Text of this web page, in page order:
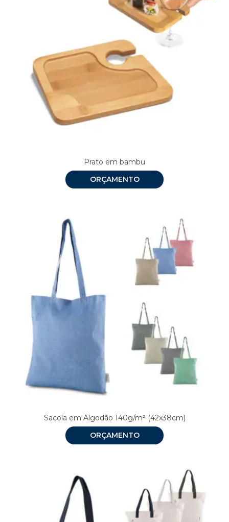
Prato em bambu
ORÇAMENTO
Sacola em Algodão 140g/m² (42x38cm)
ORÇAMENTO